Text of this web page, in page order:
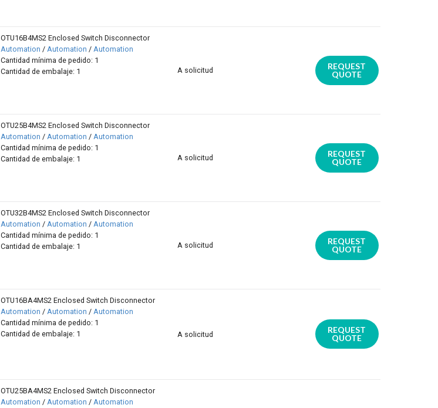
OTU16B4MS2 Enclosed Switch Disconnector
Automation / Automation / Automation
Cantidad mínima de pedido: 1
Cantidad de embalaje: 1
A solicitud
REQUEST
QUOTE
OTU25B4MS2 Enclosed Switch Disconnector
Automation / Automation / Automation
Cantidad mínima de pedido: 1
Cantidad de embalaje: 1
A solicitud
REQUEST
QUOTE
OTU32B4MS2 Enclosed Switch Disconnector
Automation / Automation / Automation
Cantidad mínima de pedido: 1
Cantidad de embalaje: 1
A solicitud
REQUEST
QUOTE
OTU16BA4MS2 Enclosed Switch Disconnector
Automation / Automation / Automation
Cantidad mínima de pedido: 1
Cantidad de embalaje: 1
A solicitud
REQUEST
QUOTE
OTU25BA4MS2 Enclosed Switch Disconnector
Automation / Automation / Automation